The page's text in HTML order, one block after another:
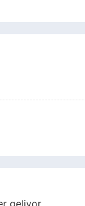
geliyor.